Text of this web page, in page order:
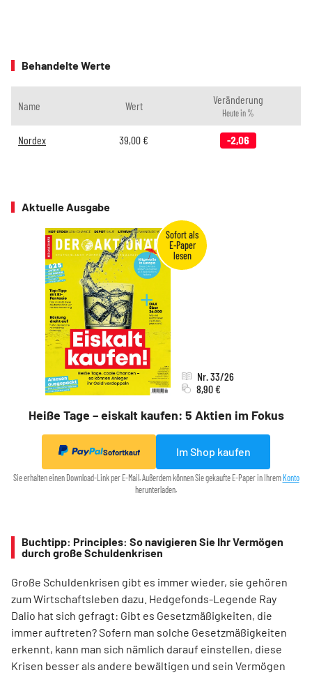
Behandelte Werte
Name Wert Veränderung
Heute in %
Nordex 39,00 € -2,06
Aktuelle Ausgabe
Heiße Tage – eiskalt kaufen: 5 Aktien im Fokus
Nr. 33/26
8,90 €
Sofortkauf Im Shop kaufen
Sie erhalten einen Download-Link per E-Mail. Außerdem können Sie gekaufte E-Paper in Ihrem Konto
herunterladen.
Buchtipp: Principles: So navigieren Sie Ihr Vermögen
durch große Schuldenkrisen
Große Schuldenkrisen gibt es immer wieder, sie gehören
zum Wirtschaftsleben dazu. Hedgefonds-Legende Ray
Dalio hat sich gefragt: Gibt es Gesetzmäßigkeiten, die
immer auftreten? Sofern man solche Gesetzmäßigkeiten
erkennt, kann man sich nämlich darauf einstellen, diese
Krisen besser als andere bewältigen und sein Vermögen